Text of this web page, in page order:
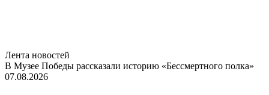
Лента новостей
В Музее Победы рассказали историю «Бессмертного полка»
07.08.2026